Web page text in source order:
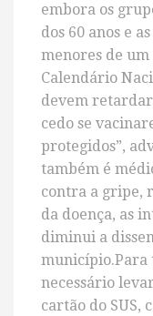
embora os
dos 60 anos e
menores de
Calendário
devem retardar
cedo se
protegidos”,
também é
contra a gripe,
da doença, as
diminui a
município.Para
necessário
cartão do SUS,